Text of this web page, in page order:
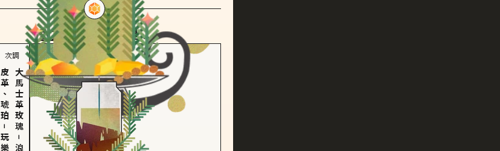
對方的主調蠟燭是...
次調
皮革、琥珀
－ 大馬士革玫瑰
－